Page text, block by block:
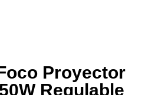
Proyector
Regulable